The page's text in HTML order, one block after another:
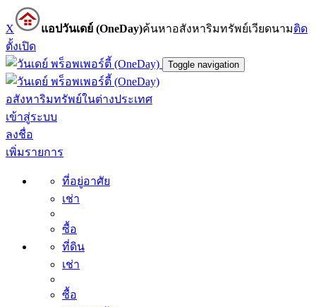
X แอปวันเดย์ (OneDay)ค้นหาอสังหาริมทรัพย์เวียดนามติด
ตั้งเปิด
Toggle navigation
อสังหาริมทรัพย์ในต่างประเทศ
เข้าสู่ระบบ
ลงชื่อ
เพิ่มรายการ
ที่อยู่อาศัย
เช่า
ซื้อ
ที่ดิน
เช่า
ซื้อ